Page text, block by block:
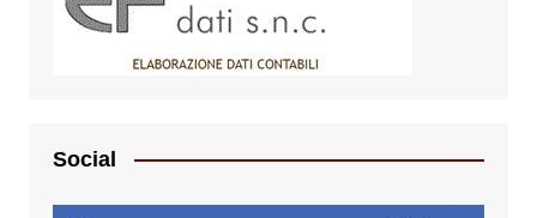
Social